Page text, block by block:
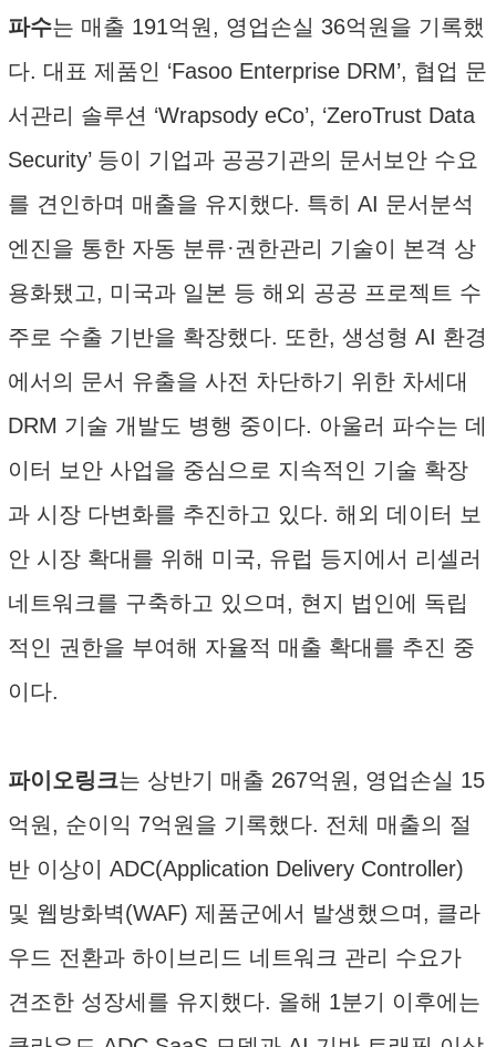
파수는 매출 191억원, 영업손실 36억원을 기록했
다. 대표 제품인 ‘Fasoo Enterprise DRM’, 협업 문
서관리 솔루션 ‘Wrapsody eCo’, ‘ZeroTrust Data
Security’ 등이 기업과 공공기관의 문서보안 수요
를 견인하며 매출을 유지했다. 특히 AI 문서분석
엔진을 통한 자동 분류·권한관리 기술이 본격 상
용화됐고, 미국과 일본 등 해외 공공 프로젝트 수
주로 수출 기반을 확장했다. 또한, 생성형 AI 환경
에서의 문서 유출을 사전 차단하기 위한 차세대
DRM 기술 개발도 병행 중이다. 아울러 파수는 데
이터 보안 사업을 중심으로 지속적인 기술 확장
과 시장 다변화를 추진하고 있다. 해외 데이터 보
안 시장 확대를 위해 미국, 유럽 등지에서 리셀러
네트워크를 구축하고 있으며, 현지 법인에 독립
적인 권한을 부여해 자율적 매출 확대를 추진 중
이다.
파이오링크는 상반기 매출 267억원, 영업손실 15
억원, 순이익 7억원을 기록했다. 전체 매출의 절
반 이상이 ADC(Application Delivery Controller)
및 웹방화벽(WAF) 제품군에서 발생했으며, 클라
우드 전환과 하이브리드 네트워크 관리 수요가
견조한 성장세를 유지했다. 올해 1분기 이후에는